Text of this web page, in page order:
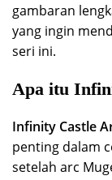
gambaran
yang ingin
seri ini.
Apa itu
Infinity Castle
penting dalam
setelah arc